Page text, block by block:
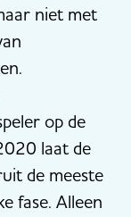
niet met
op de
laat de
de meeste
fase. Alleen